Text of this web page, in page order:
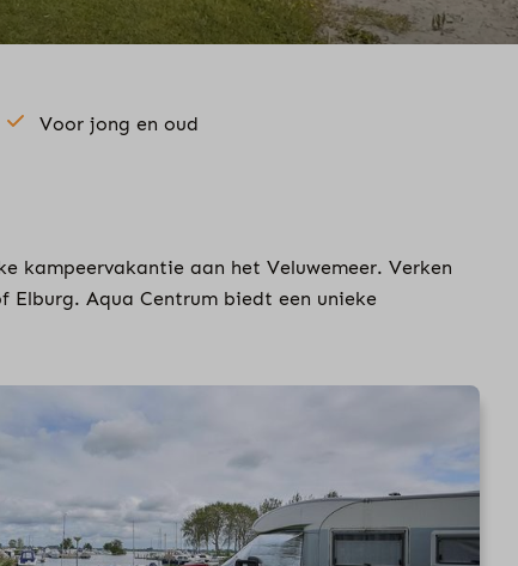
Voor jong en oud
kampeervakantie aan het Veluwemeer. Verken
Elburg. Aqua Centrum biedt een unieke